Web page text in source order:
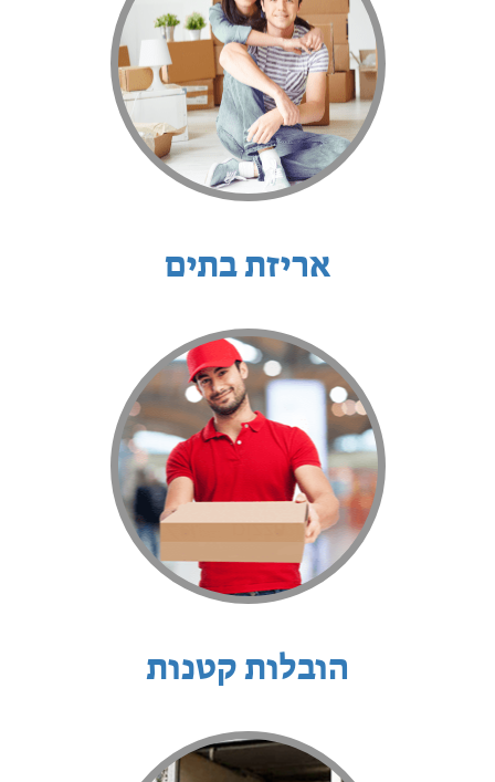
אריזת בתים
הובלות קטנות